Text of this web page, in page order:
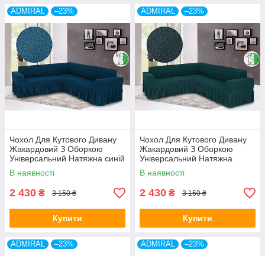
ADMIRAL –23%
Чохол Для Кутового Дивану
Жакардовий З Оборкою
Універсальний Натяжна синій
Venera
В наявності
2 430 ₴ 3 150 ₴
Купити
ADMIRAL –23%
Чохол Для Кутового Дивану
Жакардовий З Оборкою
Універсальний Натяжна
бірюза Venera
В наявності
2 430 ₴ 3 150 ₴
Купити
ADMIRAL –23% ADMIRAL –23%